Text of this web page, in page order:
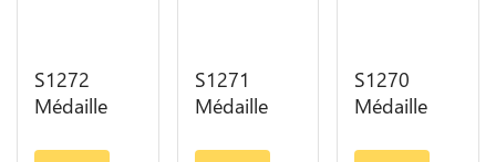
S1272
Médaille
S1271
Médaille
S1270
Médaille